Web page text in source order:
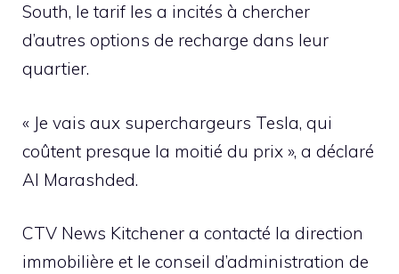
South, le tarif les a incités à chercher
d’autres options de recharge dans leur
quartier.
« Je vais aux superchargeurs Tesla, qui
coûtent presque la moitié du prix », a déclaré
Al Marashded.
CTV News Kitchener a contacté la direction
immobilière et le conseil d’administration de